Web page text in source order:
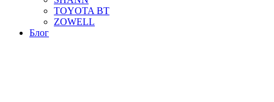
TOYOTA BT
ZOWELL
Блог